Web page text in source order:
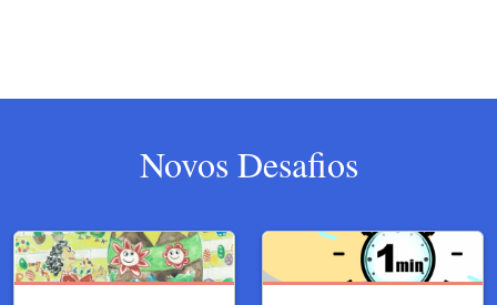
Novos Desafios